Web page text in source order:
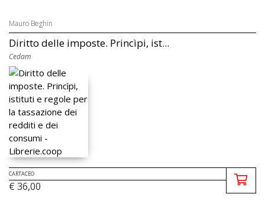
Mauro Beghin
Diritto delle imposte. Princìpi, ist...
Cedam
CARTACEO
€ 36,00